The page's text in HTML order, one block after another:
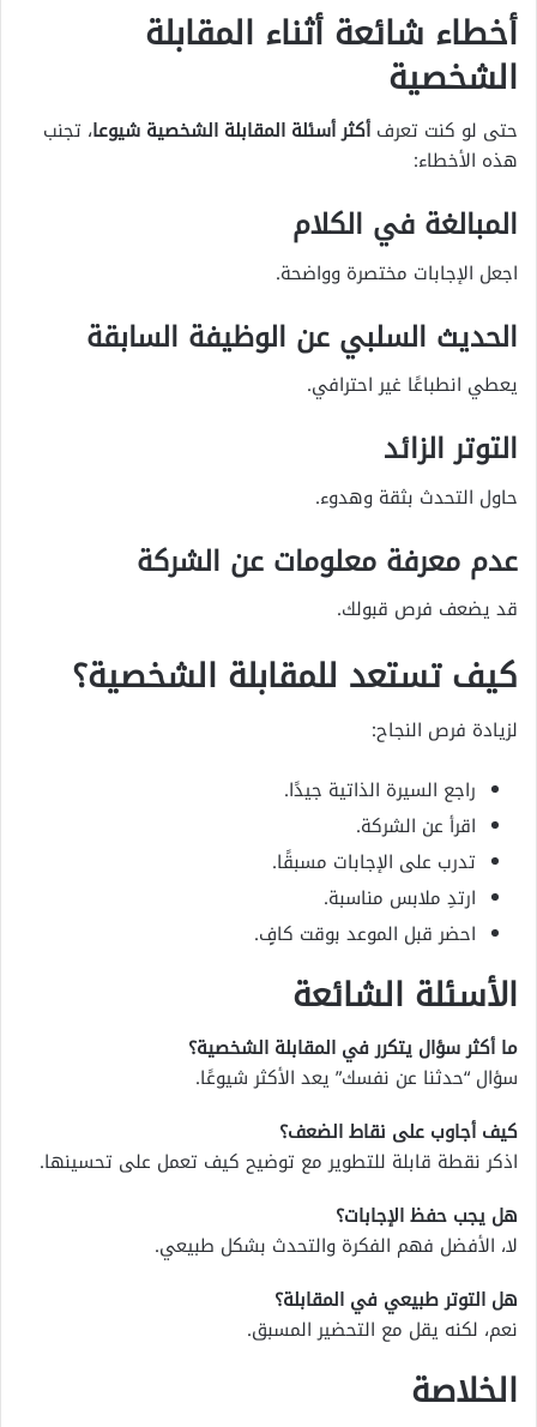
أخطاء شائعة أثناء المقابلة
الشخصية
حتى لو كنت تعرف أكثر أسئلة المقابلة الشخصية شيوعا، تجنب
هذه الأخطاء:
المبالغة في الكلام
اجعل الإجابات مختصرة وواضحة.
الحديث السلبي عن الوظيفة السابقة
يعطي انطباعًا غير احترافي.
التوتر الزائد
حاول التحدث بثقة وهدوء.
عدم معرفة معلومات عن الشركة
قد يضعف فرص قبولك.
كيف تستعد للمقابلة الشخصية؟
لزيادة فرص النجاح:
راجع السيرة الذاتية جيدًا.
اقرأ عن الشركة.
تدرب على الإجابات مسبقًا.
ارتدِ ملابس مناسبة.
احضر قبل الموعد بوقت كافٍ.
الأسئلة الشائعة
ما أكثر سؤال يتكرر في المقابلة الشخصية؟
سؤال “حدثنا عن نفسك” يعد الأكثر شيوعًا.
كيف أجاوب على نقاط الضعف؟
اذكر نقطة قابلة للتطوير مع توضيح كيف تعمل على تحسينها.
هل يجب حفظ الإجابات؟
لا، الأفضل فهم الفكرة والتحدث بشكل طبيعي.
هل التوتر طبيعي في المقابلة؟
نعم، لكنه يقل مع التحضير المسبق.
الخلاصة